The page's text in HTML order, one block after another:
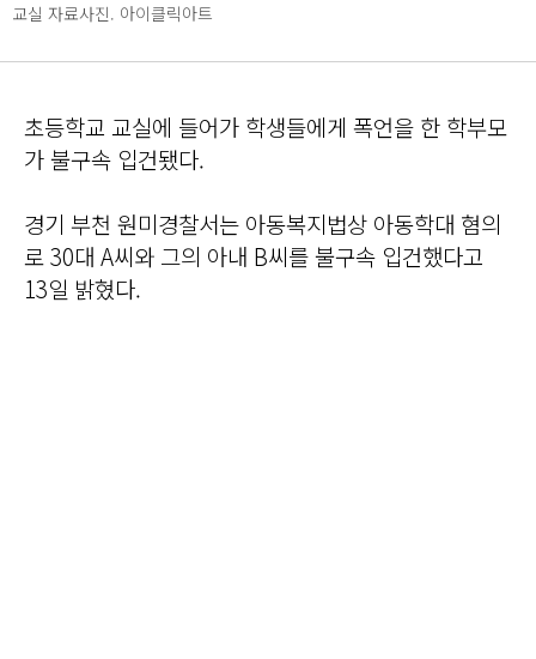
교실 자료사진. 아이클릭아트
초등학교 교실에 들어가 학생들에게 폭언을 한 학부모
가 불구속 입건됐다.
경기 부천 원미경찰서는 아동복지법상 아동학대 혐의
로 30대 A씨와 그의 아내 B씨를 불구속 입건했다고
13일 밝혔다.